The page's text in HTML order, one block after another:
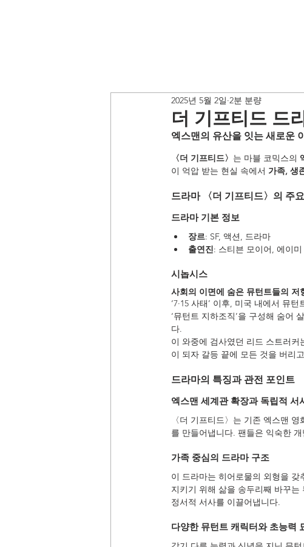
더 기프티드 드
2025년 5월 2일 2분 분량
엑스맨의 유산을 잇는 새로운
〈더 기프티드〉 는 마블 코믹스의
이 억압 받는 현실 속에서 가족, 생
드라마 〈더 기프티드〉의 주
드라마 기본 정보
장르: SF, 액션, 드라마
출연진: 스티븐 모이어, 에이
시놉시스
사회의 이면에 숨은 뮤턴트들의 저
‘7·15 사태’ 이후, 미국 내에서 뮤
‘뮤턴트 지하조직’을 구성해 숨어
다.
이 와중에 검사였던 리드 스트러
이 되자 갈등 끝에 모든 것을 버리
드라마의 특징과 관전 포인트
엑스맨 세계관 확장과 독립적 서
〈더 기프티드〉는 기존 엑스맨
를 만들어냅니다. 팬들은 익숙한
가족 중심의 드라마 구조
이 드라마는 히어로물의 외형을 갖
지키기 위해 삶을 송두리째 바꾸
정서적 서사를 이끌어냅니다.
다양한 뮤턴트 캐릭터와 초능력